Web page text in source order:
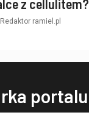
z cellulitem?
Redaktor ramiel.pl
portalu